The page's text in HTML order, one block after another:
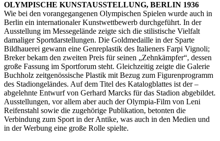
OLYMPISCHE KUNSTAUSSTELLUNG, BERLIN 1936
Wie bei den vorangegangenen Olympischen Spielen wurde auch in
Berlin ein internationaler Kunstwettbewerb durchgeführt. In der
Ausstellung im Messegelände zeigte sich die stilistische Vielfalt
damaliger Sportdarstellungen. Die Goldmedaille in der Sparte
Bildhauerei gewann eine Genreplastik des Italieners Farpi Vignoli;
Breker bekam den zweiten Preis für seinen „Zehnkämpfer“, dessen
große Fassung im Sportforum steht. Gleichzeitig zeigte die Galerie
Buchholz zeitgenössische Plastik mit Bezug zum Figurenprogramm
des Stadiongeländes. Auf dem Titel des Katalogblattes ist der –
abgelehnte Entwurf von Gerhard Marcks für das Stadion abgebildet.
Ausstellungen, vor allem aber auch der Olympia-Film von Leni
Reifenstahl sowie die zugehörige Publikation, betonten die
Verbindung zum Sport in der Antike, was auch in den Medien und
in der Werbung eine große Rolle spielte.